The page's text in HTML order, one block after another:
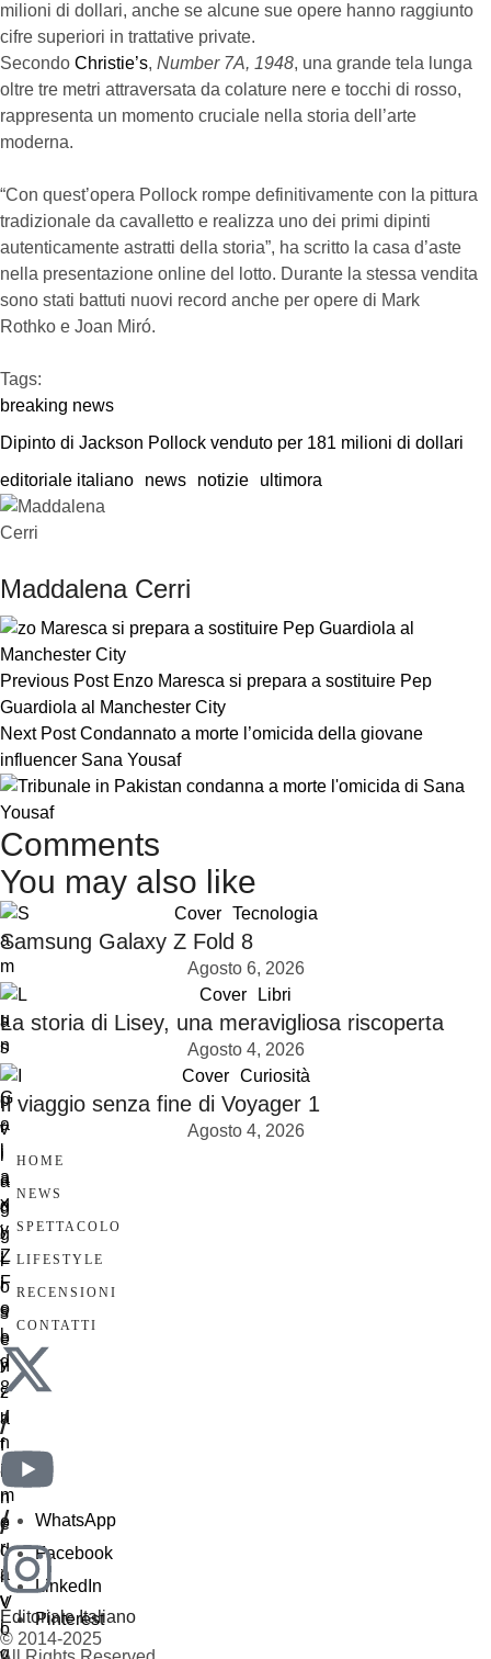
milioni di dollari, anche se alcune sue opere hanno raggiunto
cifre superiori in trattative private.
Secondo Christie’s, Number 7A, 1948, una grande tela lunga
oltre tre metri attraversata da colature nere e tocchi di rosso,
rappresenta un momento cruciale nella storia dell’arte
moderna.
“Con quest’opera Pollock rompe definitivamente con la pittura
tradizionale da cavalletto e realizza uno dei primi dipinti
autenticamente astratti della storia”, ha scritto la casa d’aste
nella presentazione online del lotto. Durante la stessa vendita
sono stati battuti nuovi record anche per opere di Mark
Rothko e Joan Miró.
Tags:
breaking news
Dipinto di Jackson Pollock venduto per 181 milioni di dollari
editoriale italiano
news notizie ultimora
Maddalena Cerri
Previous Post Enzo Maresca si prepara a sostituire Pep
Guardiola al Manchester City
Next Post Condannato a morte l’omicida della giovane
influencer Sana Yousaf
Comments
You may also like
Cover Tecnologia
Samsung Galaxy Z Fold 8
Agosto 6, 2026
Cover
Libri
La storia di Lisey, una meravigliosa riscoperta
Agosto 4, 2026
Cover
Curiosità
Il viaggio senza fine di Voyager 1
Agosto 4, 2026
HOME
NEWS
SPETTACOLO
LIFESTYLE
RECENSIONI
CONTATTI
/
/
Editoriale Italiano
© 2014-2025
WhatsApp
Facebook
LinkedIn
Pinterest